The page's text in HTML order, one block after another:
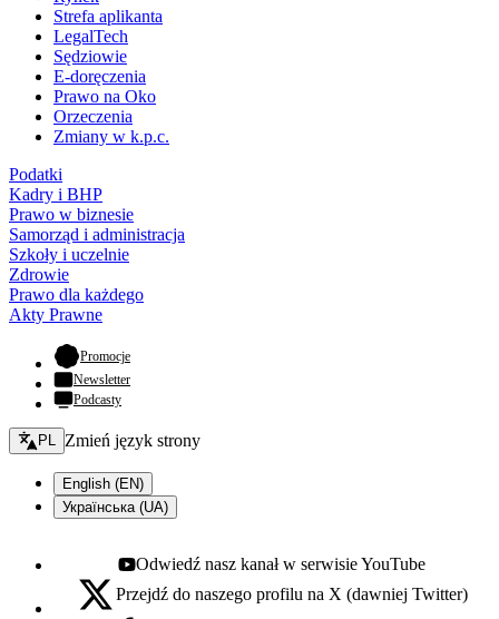
Strefa aplikanta
LegalTech
Sędziowie
E-doręczenia
Prawo na Oko
Orzeczenia
Zmiany w k.p.c.
Podatki
Kadry i BHP
Prawo w biznesie
Samorząd i administracja
Szkoły i uczelnie
Zdrowie
Prawo dla każdego
Akty Prawne
Promocje- otwiera się w nowej karcie
Newsletter
Podcasty
Zmień język - bieżący:
PL Zmień język strony
English (EN)
Українська (UA)
Youtube - otwiera się w nowej karcie
Odwiedź nasz kanał w serwisie YouTube
X - otwiera się w nowej karcie
Przejdź do naszego profilu na X (dawniej Twitter)